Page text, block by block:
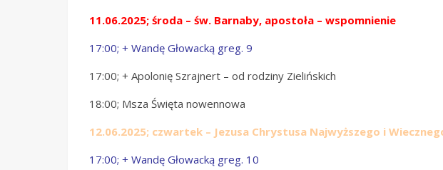
11.06.2025; środa – św. Barnaby, apostoła – wspomnienie
17:00; + Wandę Głowacką greg. 9
17:00; + Apolonię Szrajnert – od rodziny Zielińskich
18:00; Msza Święta nowennowa
12.06.2025; czwartek – Jezusa Chrystusa Najwyższego i
17:00; + Wandę Głowacką greg. 10